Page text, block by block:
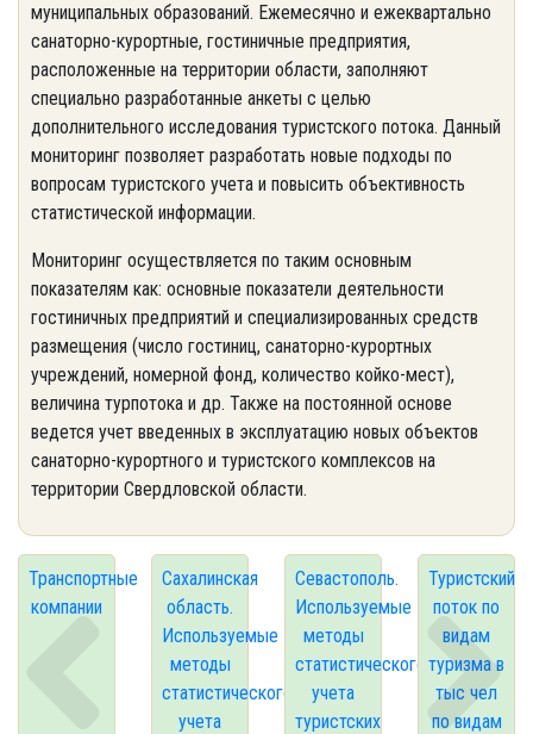
муниципальных образований. Ежемесячно и ежеквартально
санаторно-курортные, гостиничные предприятия,
расположенные на территории области, заполняют
специально разработанные анкеты с целью
дополнительного исследования туристского потока. Данный
мониторинг позволяет разработать новые подходы по
вопросам туристского учета и повысить объективность
статистической информации.
Мониторинг осуществляется по таким основным
показателям как: основные показатели деятельности
гостиничных предприятий и специализированных средств
размещения (число гостиниц, санаторно-курортных
учреждений, номерной фонд, количество койко-мест),
величина турпотока и др. Также на постоянной основе
ведется учет введенных в эксплуатацию новых объектов
санаторно-курортного и туристского комплексов на
территории Свердловской области.
Транспортные
компании
Сахалинская
область.
Используемые
методы
статистического
учета
Севастополь.
Используемые
методы
статистического
учета
туристских
Туристский
поток по
видам
туризма в
тыс чел
по видам